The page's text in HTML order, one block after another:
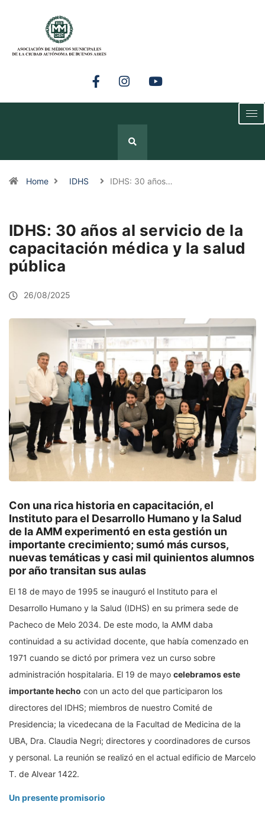
Home IDHS IDHS: 30 años…
IDHS: 30 años al servicio de la
capacitación médica y la salud
pública
26/08/2025
Con una rica historia en capacitación, el
Instituto para el Desarrollo Humano y la Salud
de la AMM experimentó en esta gestión un
importante crecimiento; sumó más cursos,
nuevas temáticas y casi mil quinientos alumnos
por año transitan sus aulas
El 18 de mayo de 1995 se inauguró el Instituto para el
Desarrollo Humano y la Salud (IDHS) en su primera sede de
Pacheco de Melo 2034. De este modo, la AMM daba
continuidad a su actividad docente, que había comenzado en
1971 cuando se dictó por primera vez un curso sobre
administración hospitalaria. El 19 de mayo celebramos este
importante hecho con un acto del que participaron los
directores del IDHS; miembros de nuestro Comité de
Presidencia; la vicedecana de la Facultad de Medicina de la
UBA, Dra. Claudia Negri; directores y coordinadores de cursos
y personal. La reunión se realizó en el actual edificio de Marcelo
T. de Alvear 1422.
Un presente promisorio